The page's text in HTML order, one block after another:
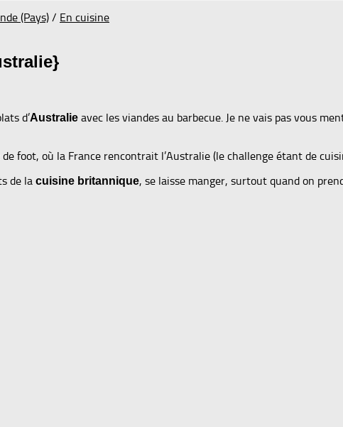
(Pays) / En cuisine
d’Australie avec les viandes au barbecue. Je ne vais pas vous
foot, où la France rencontrait l’Australie (le challenge étant de
de la cuisine britannique, se laisse manger, surtout quand on